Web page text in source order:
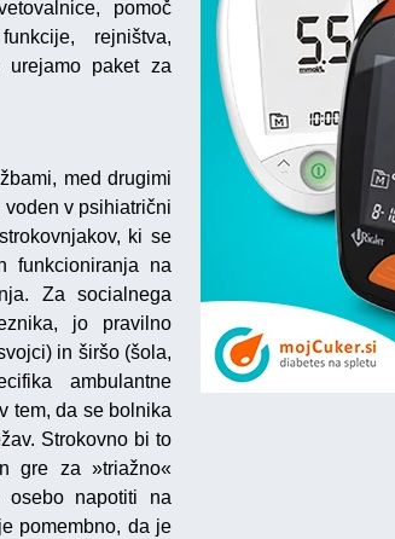
pomoč
rejništva,
paket za
med drugimi
v psihiatrični
ki se
funkcioniranja na
Za socialnega
jo pravilno
in širšo (šola,
ambulantne
tem, da se bolnika
Strokovno bi to
gre za »triažno«
napotiti na
pomembno, da je